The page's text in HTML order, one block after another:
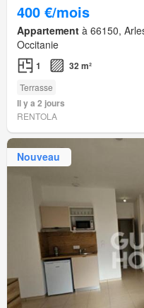
400 €/mois
Appartement à 66150,
Occitanie
1 32 m²
Terrasse
Il y a 2 jours
RENTOLA
Nouveau